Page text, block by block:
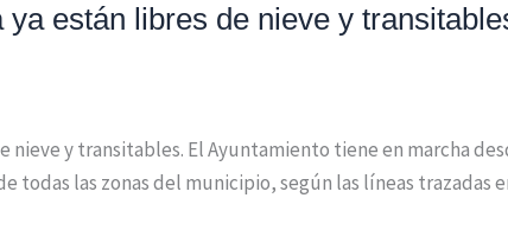
están libres de nieve y
y transitables. El Ayuntamiento tiene en marcha
todas las zonas del municipio, según las líneas trazadas